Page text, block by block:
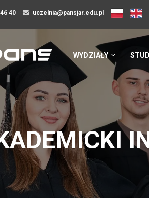
40 uczelnia@pansjar.edu.pl
WYDZIAŁY